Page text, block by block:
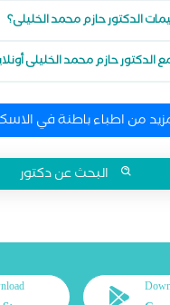
الدكتور حازم محمد الخليلى؟
الدكتور حازم محمد الخليلى
من اطباء باطنة في
البحث عن دكتور